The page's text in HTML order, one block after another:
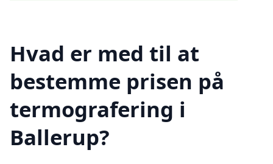
Hvad er med til at
bestemme prisen på
termografering i
Ballerup?